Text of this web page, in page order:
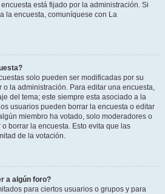
está fijado por la administración. Si
la encuesta, comuníquese con La
solo pueden ser modificadas por su
la administración. Para editar una encuesta,
del tema; este siempre esta asociado a la
usuarios pueden borrar la encuesta o editar
miembro ha votado, solo moderadores o
borrar la encuesta. Esto evita que las
de la votación.
a algún foro?
para ciertos usuarios o grupos y para